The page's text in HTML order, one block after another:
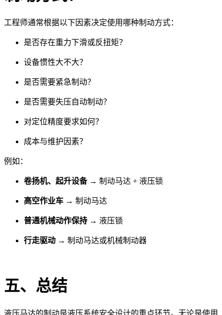
工程师通常根据以下因素决定使用哪种制动方式：
是否存在重力下滑或反扭矩？
设备惯性大不大？
是否需要紧急制动？
是否需要失压自动制动？
对定位精度要求如何？
成本与维护因素？
例如：
卷扬机、起升设备→ 制动马达 + 液压锁
高空作业车 → 制动马达
普通机械动作保持 → 液压锁
行走驱动 → 制动马达或机械制动器
五、总结
液压马达的制动是液压系统安全设计的重点环节。无论是使用